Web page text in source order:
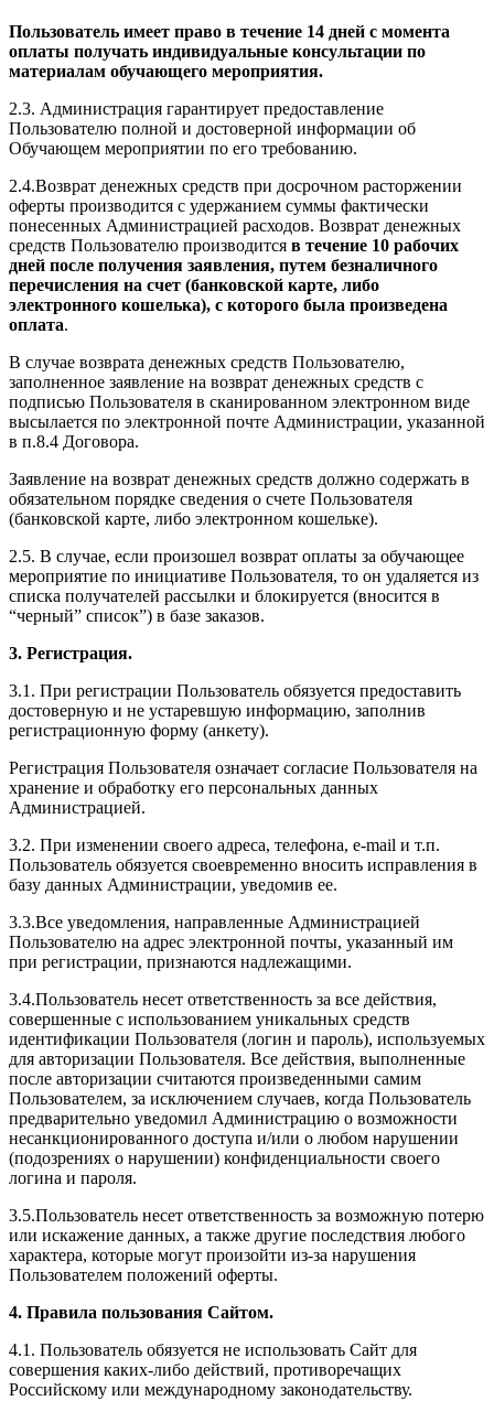
Пользователь имеет право в течение 14 дней с момента
оплаты получать индивидуальные консультации по
материалам обучающего мероприятия.
2.3. Администрация гарантирует предоставление
Пользователю полной и достоверной информации об
Обучающем мероприятии по его требованию.
2.4.Возврат денежных средств при досрочном расторжении
оферты производится с удержанием суммы фактически
понесенных Администрацией расходов. Возврат денежных
средств Пользователю производится в течение 10 рабочих
дней после получения заявления, путем безналичного
перечисления на счет (банковской карте, либо
электронного кошелька), с которого была произведена
оплата.
В случае возврата денежных средств Пользователю,
заполненное заявление на возврат денежных средств с
подписью Пользователя в сканированном электронном виде
высылается по электронной почте Администрации, указанной
в п.8.4 Договора.
Заявление на возврат денежных средств должно содержать в
обязательном порядке сведения о счете Пользователя
(банковской карте, либо электронном кошельке).
2.5. В случае, если произошел возврат оплаты за обучающее
мероприятие по инициативе Пользователя, то он удаляется из
списка получателей рассылки и блокируется (вносится в
“черный” список”) в базе заказов.
3. Регистрация.
3.1. При регистрации Пользователь обязуется предоставить
достоверную и не устаревшую информацию, заполнив
регистрационную форму (анкету).
Регистрация Пользователя означает согласие Пользователя на
хранение и обработку его персональных данных
Администрацией.
3.2. При изменении своего адреса, телефона, e-mail и т.п.
Пользователь обязуется своевременно вносить исправления в
базу данных Администрации, уведомив ее.
3.3.Все уведомления, направленные Администрацией
Пользователю на адрес электронной почты, указанный им
при регистрации, признаются надлежащими.
3.4.Пользователь несет ответственность за все действия,
совершенные с использованием уникальных средств
идентификации Пользователя (логин и пароль), используемых
для авторизации Пользователя. Все действия, выполненные
после авторизации считаются произведенными самим
Пользователем, за исключением случаев, когда Пользователь
предварительно уведомил Администрацию о возможности
несанкционированного доступа и/или о любом нарушении
(подозрениях о нарушении) конфиденциальности своего
логина и пароля.
3.5.Пользователь несет ответственность за возможную потерю
или искажение данных, а также другие последствия любого
характера, которые могут произойти из-за нарушения
Пользователем положений оферты.
4. Правила пользования Сайтом.
4.1. Пользователь обязуется не использовать Сайт для
совершения каких-либо действий, противоречащих
Российскому или международному законодательству.